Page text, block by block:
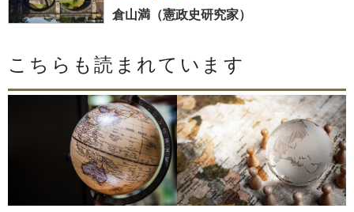
倉山満（憲政史研究家）
こちらも読まれています